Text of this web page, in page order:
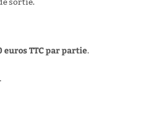
euros TTC par partie.
.